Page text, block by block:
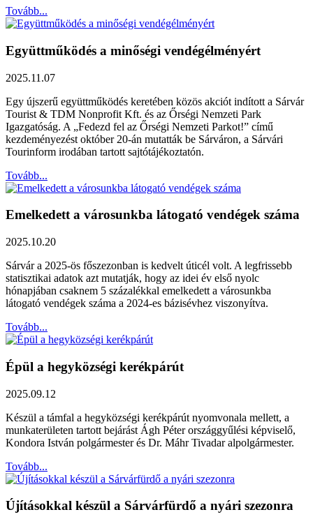
Tovább...
Együttműködés a minőségi vendégélményért
2025.11.07
Egy újszerű együttműködés keretében közös akciót indított a Sárvár
Tourist & TDM Nonprofit Kft. és az Őrségi Nemzeti Park
Igazgatóság. A „Fedezd fel az Őrségi Nemzeti Parkot!” című
kezdeményezést október 20-án mutatták be Sárváron, a Sárvári
Tourinform irodában tartott sajtótájékoztatón.
Tovább...
Emelkedett a városunkba látogató vendégek száma
2025.10.20
Sárvár a 2025-ös főszezonban is kedvelt úticél volt. A legfrissebb
statisztikai adatok azt mutatják, hogy az idei év első nyolc
hónapjában csaknem 5 százalékkal emelkedett a városunkba
látogató vendégek száma a 2024-es bázisévhez viszonyítva.
Tovább...
Épül a hegyközségi kerékpárút
2025.09.12
Készül a támfal a hegyközségi kerékpárút nyomvonala mellett, a
munkaterületen tartott bejárást Ágh Péter országgyűlési képviselő,
Kondora István polgármester és Dr. Máhr Tivadar alpolgármester.
Tovább...
Újításokkal készül a Sárvárfürdő a nyári szezonra